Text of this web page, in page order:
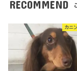
RECOMMEND
カニ